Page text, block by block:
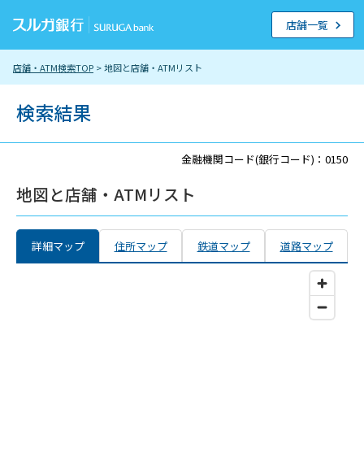
店舗・ATM検索TOP > 地図と店舗・ATMリスト
店舗一覧
検索結果
金融機関コード(銀行コード)：0150
地図と店舗・ATMリスト
詳細マップ 住所マップ 鉄道マップ 道路マップ